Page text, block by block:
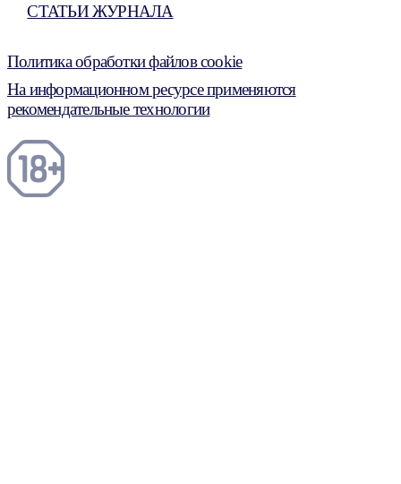
СТАТЬИ ЖУРНАЛА
Политика обработки файлов cookie
На информационном ресурсе применяются
рекомендательные технологии